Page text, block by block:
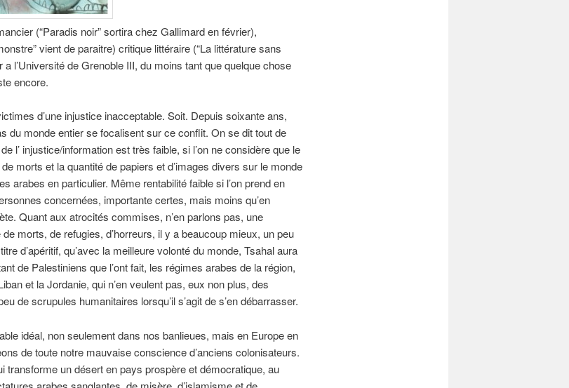
(“Paradis noir” sortira chez Gallimard en février),
vient de paraitre) critique littéraire (“La littérature sans
l’Université de Grenoble III, du moins tant que quelque chose
encore.
d’une injustice inacceptable. Soit. Depuis soixante ans,
du monde entier se focalisent sur ce conflit. On se dit tout de
l’ injustice/information est très faible, si l’on ne considère que le
morts et la quantité de papiers et d’images divers sur le monde
arabes en particulier. Même rentabilité faible si l’on prend en
concernées, importante certes, mais moins qu’en
Quant aux atrocités commises, n’en parlons pas, une
morts, de refugies, d’horreurs, il y a beaucoup mieux, un peu
d’apéritif, qu’avec la meilleure volonté du monde, Tsahal aura
de Palestiniens que l’ont fait, les régimes arabes de la région,
et la Jordanie, qui n’en veulent pas, eux non plus, des
de scrupules humanitaires lorsqu’il s’agit de s’en débarrasser.
idéal, non seulement dans nos banlieues, mais en Europe en
de toute notre mauvaise conscience d’anciens colonisateurs.
transforme un désert en pays prospère et démocratique, au